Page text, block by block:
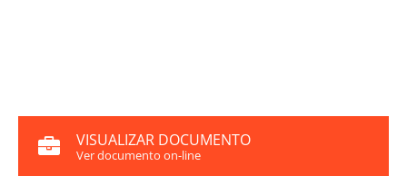
VISUALIZAR DOCUMENTO
Ver documento on-line